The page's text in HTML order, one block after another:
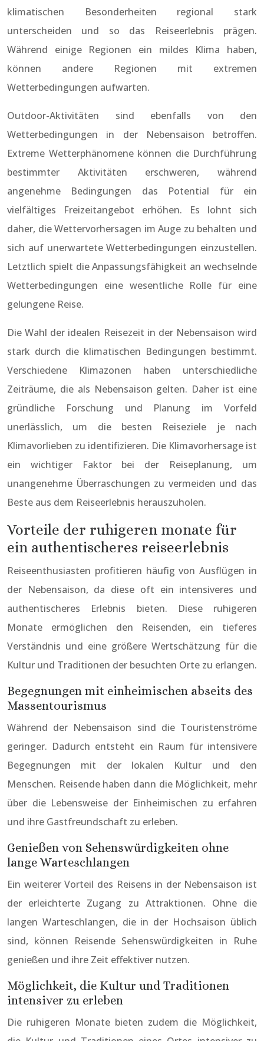
klimatischen Besonderheiten regional stark
unterscheiden und so das Reiseerlebnis prägen.
Während einige Regionen ein mildes Klima haben,
können andere Regionen mit extremen
Wetterbedingungen aufwarten.
Outdoor-Aktivitäten sind ebenfalls von den
Wetterbedingungen in der Nebensaison betroffen.
Extreme Wetterphänomene können die Durchführung
bestimmter Aktivitäten erschweren, während
angenehme Bedingungen das Potential für ein
vielfältiges Freizeitangebot erhöhen. Es lohnt sich
daher, die Wettervorhersagen im Auge zu behalten und
sich auf unerwartete Wetterbedingungen einzustellen.
Letztlich spielt die Anpassungsfähigkeit an wechselnde
Wetterbedingungen eine wesentliche Rolle für eine
gelungene Reise.
Die Wahl der idealen Reisezeit in der Nebensaison wird
stark durch die klimatischen Bedingungen bestimmt.
Verschiedene Klimazonen haben unterschiedliche
Zeiträume, die als Nebensaison gelten. Daher ist eine
gründliche Forschung und Planung im Vorfeld
unerlässlich, um die besten Reiseziele je nach
Klimavorlieben zu identifizieren. Die Klimavorhersage ist
ein wichtiger Faktor bei der Reiseplanung, um
unangenehme Überraschungen zu vermeiden und das
Beste aus dem Reiseerlebnis herauszuholen.
Vorteile der ruhigeren monate für
ein authentischeres reiseerlebnis
Reiseenthusiasten profitieren häufig von Ausflügen in
der Nebensaison, da diese oft ein intensiveres und
authentischeres Erlebnis bieten. Diese ruhigeren
Monate ermöglichen den Reisenden, ein tieferes
Verständnis und eine größere Wertschätzung für die
Kultur und Traditionen der besuchten Orte zu erlangen.
Begegnungen mit einheimischen abseits des
Massentourismus
Während der Nebensaison sind die Touristenströme
geringer. Dadurch entsteht ein Raum für intensivere
Begegnungen mit der lokalen Kultur und den
Menschen. Reisende haben dann die Möglichkeit, mehr
über die Lebensweise der Einheimischen zu erfahren
und ihre Gastfreundschaft zu erleben.
Genießen von Sehenswürdigkeiten ohne
lange Warteschlangen
Ein weiterer Vorteil des Reisens in der Nebensaison ist
der erleichterte Zugang zu Attraktionen. Ohne die
langen Warteschlangen, die in der Hochsaison üblich
sind, können Reisende Sehenswürdigkeiten in Ruhe
genießen und ihre Zeit effektiver nutzen.
Möglichkeit, die Kultur und Traditionen
intensiver zu erleben
Die ruhigeren Monate bieten zudem die Möglichkeit,